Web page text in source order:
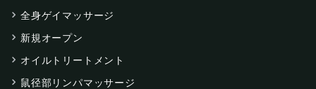
全身ゲイマッサージ
新規オープン
オイルトリートメント
鼠径部リンパマッサージ